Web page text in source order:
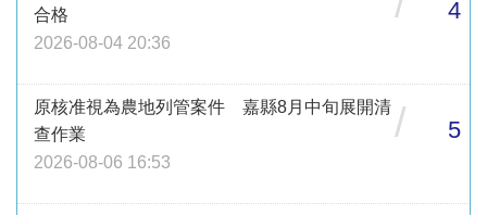
合格
2026-08-04 20:36
4
原核准視為農地列管案件 嘉縣8月中旬展開清
查作業
2026-08-06 16:53
/ 5